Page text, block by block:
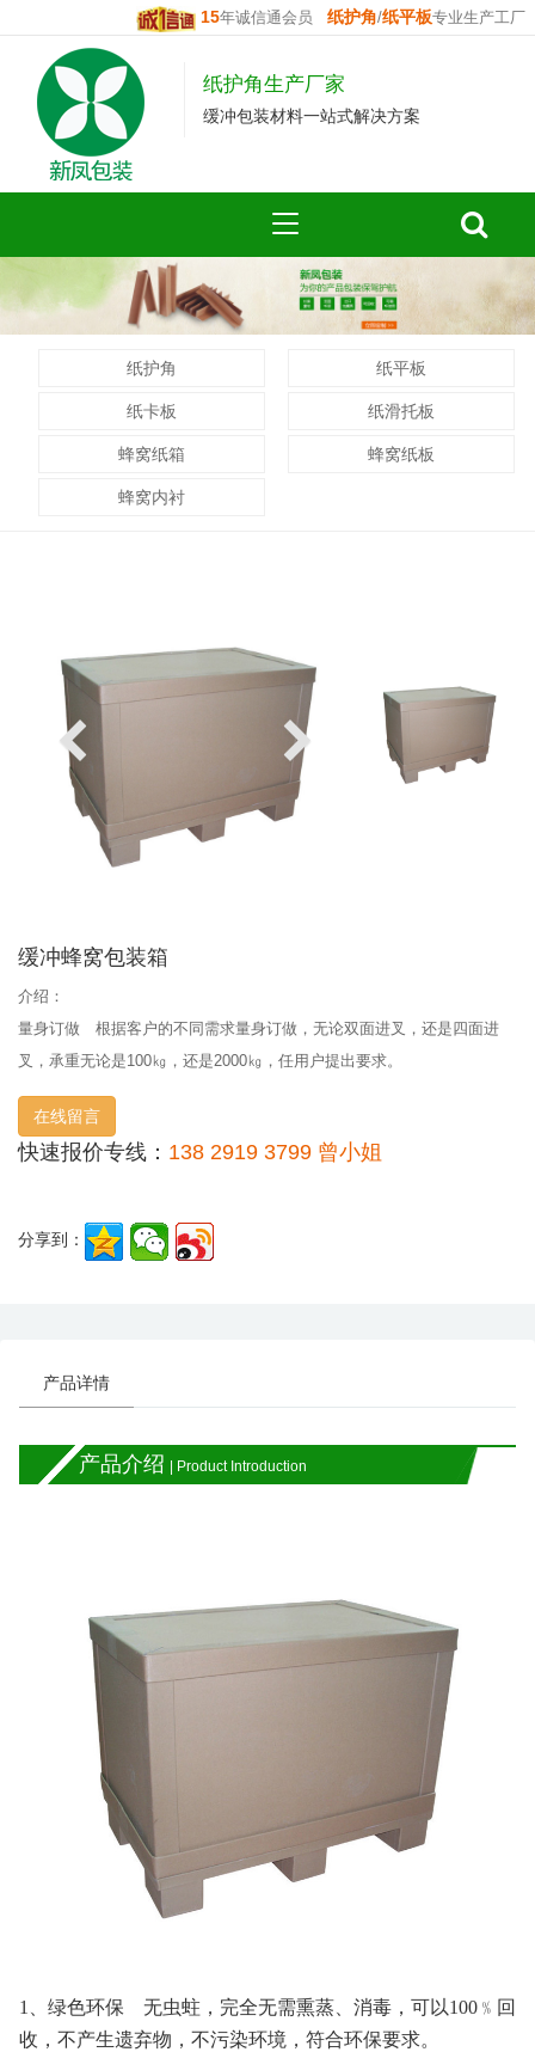
15年诚信通会员 纸护角/纸平板专业生产工厂
纸护角生产厂家
缓冲包装材料一站式解决方案
纸护角 纸平板
纸卡板 纸滑托板
蜂窝纸箱 蜂窝纸板
蜂窝内衬
缓冲蜂窝包装箱
介绍：
量身订做 根据客户的不同需求量身订做，无论双面进叉，还是四面进
叉，承重无论是100㎏，还是2000㎏，任用户提出要求。
在线留言
快速报价专线： 138 2919 3799 曾小姐
分享到：
产品详情
产品介绍 | Product Introduction
1、绿色环保 无虫蛀，完全无需熏蒸、消毒，可以100﹪回
收，不产生遗弃物，不污染环境，符合环保要求。